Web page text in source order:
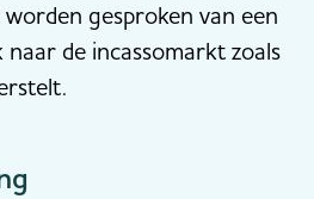
gesproken van een
de incassomarkt zoals